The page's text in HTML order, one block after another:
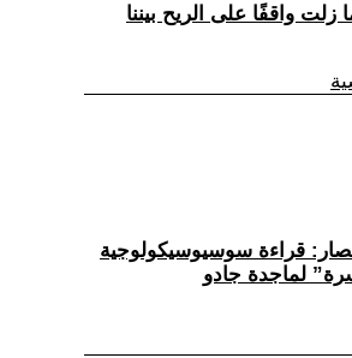
قراءة سوسيوسيكولوجية
لماجدة جادو